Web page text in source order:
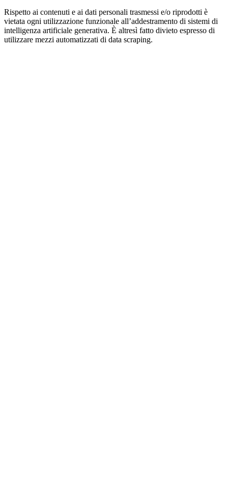
Rispetto ai contenuti e ai dati personali trasmessi e/o riprodotti è
vietata ogni utilizzazione funzionale all’addestramento di sistemi di
intelligenza artificiale generativa. È altresì fatto divieto espresso di
utilizzare mezzi automatizzati di data scraping.